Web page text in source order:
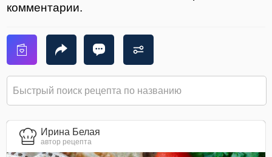
комментарии.
Ирина Белая
автор рецепта